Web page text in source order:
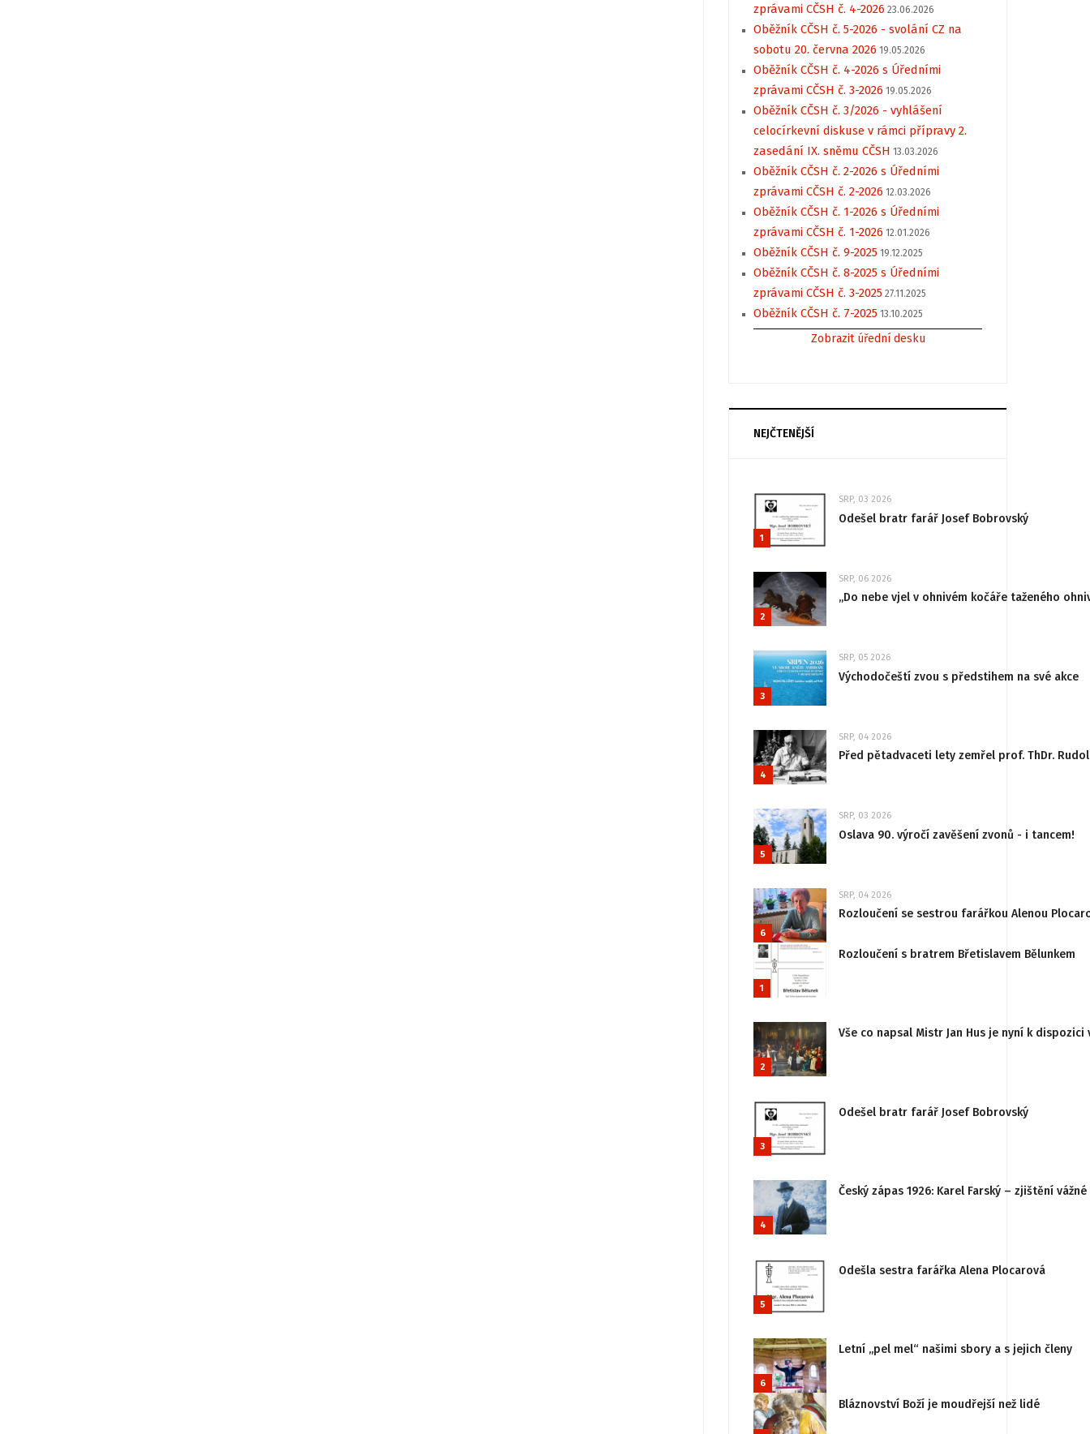
zprávami CČSH č. 4-2026 23.06.2026
Oběžník CČSH č. 5-2026 - svolání CZ na
sobotu 20. června 2026 19.05.2026
Oběžník CČSH č. 4-2026 s Úředními
zprávami CČSH č. 3-2026 19.05.2026
Oběžník CČSH č. 3/2026 - vyhlášení
celocírkevní diskuse v rámci přípravy 2.
zasedání IX. sněmu CČSH 13.03.2026
Oběžník CČSH č. 2-2026 s Úředními
zprávami CČSH č. 2-2026 12.03.2026
Oběžník CČSH č. 1-2026 s Úředními
zprávami CČSH č. 1-2026 12.01.2026
Oběžník CČSH č. 9-2025 19.12.2025
Oběžník CČSH č. 8-2025 s Úředními
zprávami CČSH č. 3-2025 27.11.2025
Oběžník CČSH č. 7-2025 13.10.2025
Zobrazit úřední desku
NEJČTENĚJŠÍ
1
SRP, 03 2026
Odešel bratr farář Josef Bobrovský
2
SRP, 06 2026
„Do nebe vjel v ohnivém kočáře taženého
3
SRP, 05 2026
Východočeští zvou s předstihem na své akce
4
SRP, 04 2026
Před pětadvaceti lety zemřel prof. ThDr.
5
SRP, 03 2026
Oslava 90. výročí zavěšení zvonů - i tancem!
6
SRP, 04 2026
Rozloučení se sestrou farářkou Alenou
1
Rozloučení s bratrem Břetislavem Bělunkem
2
Vše co napsal Mistr Jan Hus je nyní k
3
Odešel bratr farář Josef Bobrovský
4
Český zápas 1926: Karel Farský – zjištění
5
Odešla sestra farářka Alena Plocarová
6
Letní „pel mel“ našimi sbory a s jejich členy
Bláznovství Boží je moudřejší než lidé